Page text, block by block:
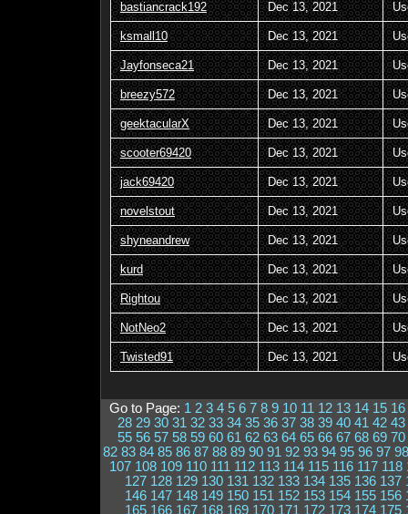
bastiancrack192 Dec 13, 2021
ksmall10 Dec 13, 2021
Jayfonseca21 Dec 13, 2021
breezy572 Dec 13, 2021
geektacularX Dec 13, 2021
scooter69420 Dec 13, 2021
jack69420 Dec 13, 2021
novelstout Dec 13, 2021
shyneandrew Dec 13, 2021
kurd Dec 13, 2021
Rightou Dec 13, 2021
NotNeo2 Dec 13, 2021
Twisted91 Dec 13, 2021
Go to Page: 1 2 3 4 5 6 7 8 9 10 11 12 13 14 15 16
28 29 30 31 32 33 34 35 36 37 38 39 40 41 42 43
55 56 57 58 59 60 61 62 63 64 65 66 67 68 69 70
82 83 84 85 86 87 88 89 90 91 92 93 94 95 96 97 98
107 108 109 110 111 112 113 114 115 116 117 118
127 128 129 130 131 132 133 134 135 136 137
146 147 148 149 150 151 152 153 154 155 156
165 166 167 168 169 170 171 172 173 174 175